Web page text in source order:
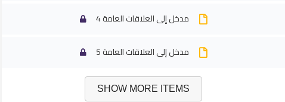
مدخل إلى العلاقات العامة 4
مدخل إلى العلاقات العامة 5
SHOW MORE ITEMS